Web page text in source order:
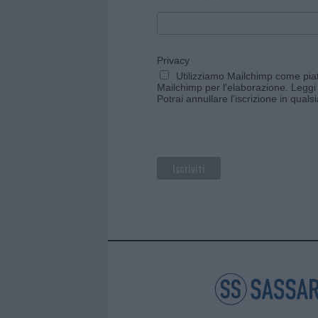
Privacy
Utilizziamo Mailchimp come
Mailchimp per l'elaborazione.
Potrai annullare l'iscrizione in